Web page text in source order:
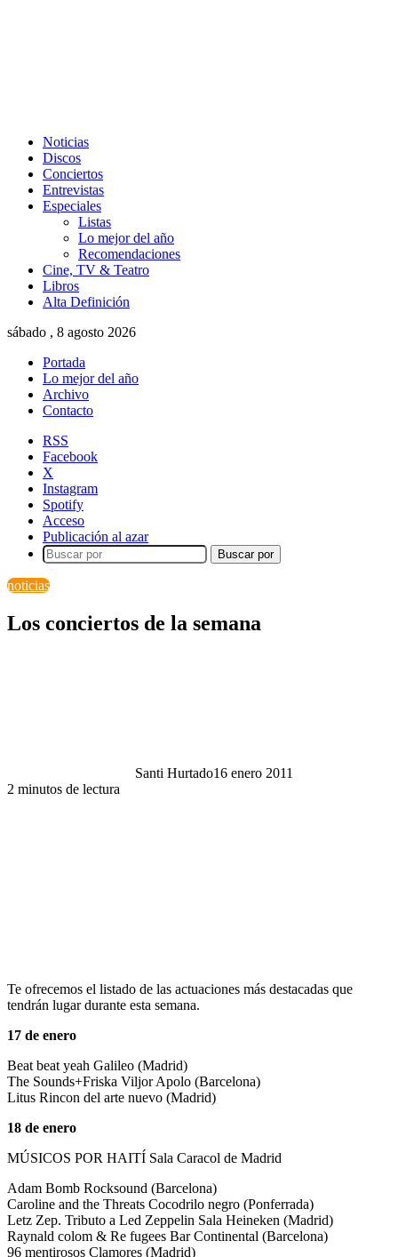
Noticias
Discos
Conciertos
Entrevistas
Especiales
Listas
Lo mejor del año
Recomendaciones
Cine, TV & Teatro
Libros
Alta Definición
sábado , 8 agosto 2026
Portada
Lo mejor del año
Archivo
Contacto
RSS
Facebook
X
Instagram
Spotify
Acceso
Publicación al azar
Buscar por
noticias
Los conciertos de la semana
Santi Hurtado16 enero 2011
2 minutos de lectura
Te ofrecemos el listado de las actuaciones más destacadas que
tendrán lugar durante esta semana.
17 de enero
Beat beat yeah Galileo (Madrid)
The Sounds+Friska Viljor Apolo (Barcelona)
Litus Rincon del arte nuevo (Madrid)
18 de enero
MÚSICOS POR HAITÍ Sala Caracol de Madrid
Adam Bomb Rocksound (Barcelona)
Caroline and the Threats Cocodrilo negro (Ponferrada)
Letz Zep. Tributo a Led Zeppelin Sala Heineken (Madrid)
Raynald colom & Re fugees Bar Continental (Barcelona)
96 mentirosos Clamores (Madrid)